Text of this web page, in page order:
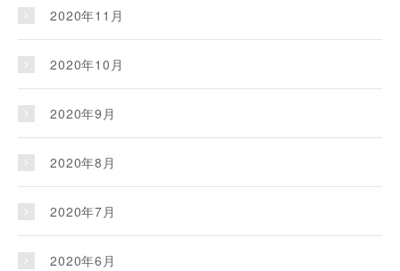
2020年11月
2020年10月
2020年9月
2020年8月
2020年7月
2020年6月